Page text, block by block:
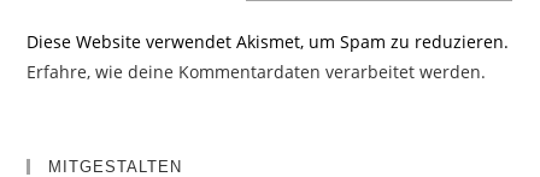
Diese Website verwendet Akismet, um Spam zu reduzieren.
Erfahre, wie deine Kommentardaten verarbeitet werden.
MITGESTALTEN